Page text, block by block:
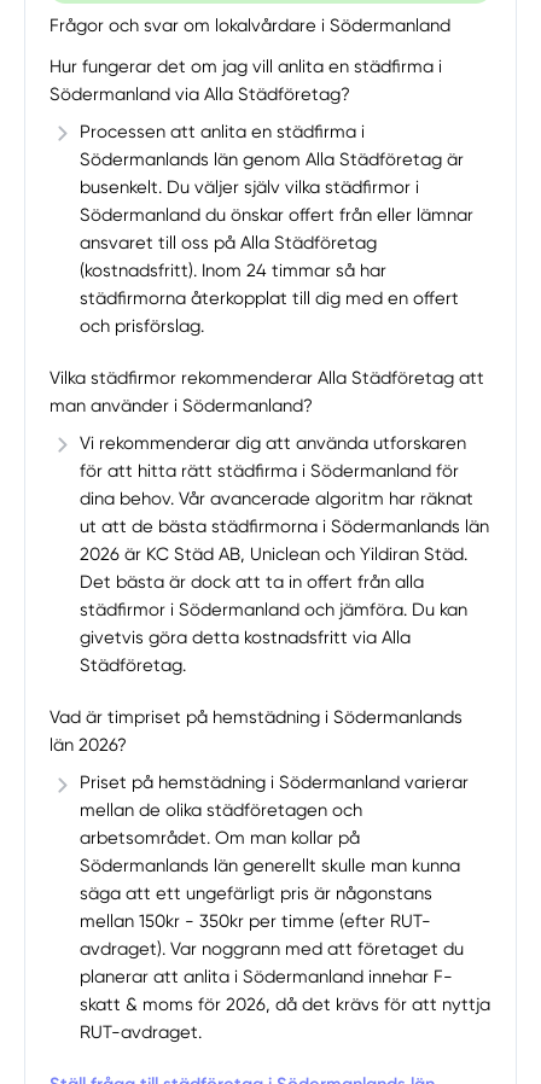
Frågor och svar om lokalvårdare i Södermanland
Hur fungerar det om jag vill anlita en städfirma i
Södermanland via Alla Städföretag?
Processen att anlita en städfirma i
Södermanlands län genom Alla Städföretag är
busenkelt. Du väljer själv vilka städfirmor i
Södermanland du önskar offert från eller lämnar
ansvaret till oss på Alla Städföretag
(kostnadsfritt). Inom 24 timmar så har
städfirmorna återkopplat till dig med en offert
och prisförslag.
Vilka städfirmor rekommenderar Alla Städföretag att
man använder i Södermanland?
Vi rekommenderar dig att använda utforskaren
för att hitta rätt städfirma i Södermanland för
dina behov. Vår avancerade algoritm har räknat
ut att de bästa städfirmorna i Södermanlands län
2026 är KC Städ AB, Uniclean och Yildiran Städ.
Det bästa är dock att ta in offert från alla
städfirmor i Södermanland och jämföra. Du kan
givetvis göra detta kostnadsfritt via Alla
Städföretag.
Vad är timpriset på hemstädning i Södermanlands
län 2026?
Priset på hemstädning i Södermanland varierar
mellan de olika städföretagen och
arbetsområdet. Om man kollar på
Södermanlands län generellt skulle man kunna
säga att ett ungefärligt pris är någonstans
mellan 150kr - 350kr per timme (efter RUT-
avdraget). Var noggrann med att företaget du
planerar att anlita i Södermanland innehar F-
skatt & moms för 2026, då det krävs för att nyttja
RUT-avdraget.